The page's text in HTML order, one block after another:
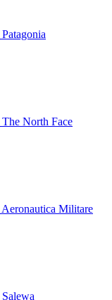
Patagonia
The North Face
Aeronautica Militare
Salewa